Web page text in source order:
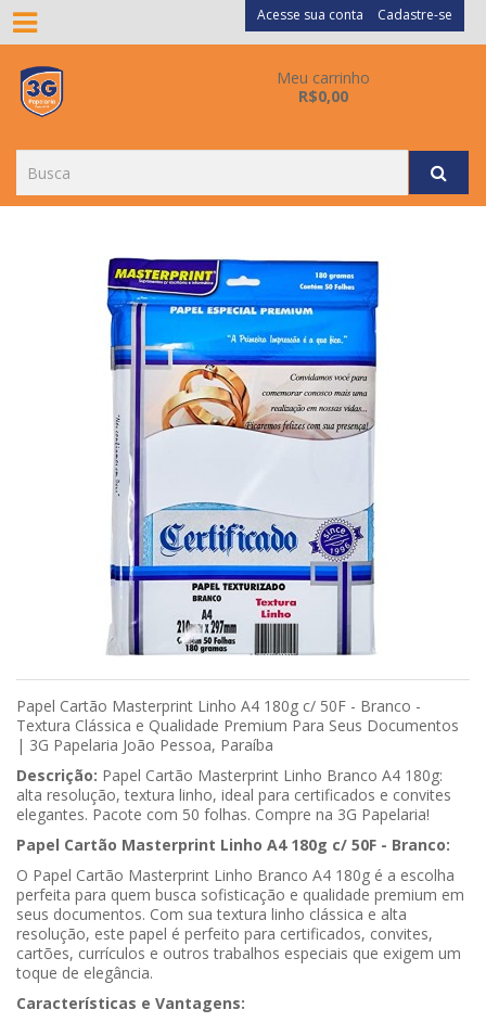
Acesse sua conta Cadastre-se
Meu carrinho
R$0,00
Papel Cartão Masterprint Linho A4 180g c/ 50F - Branco -
Textura Clássica e Qualidade Premium Para Seus Documentos
| 3G Papelaria João Pessoa, Paraíba
Descrição: Papel Cartão Masterprint Linho Branco A4 180g:
alta resolução, textura linho, ideal para certificados e convites
elegantes. Pacote com 50 folhas. Compre na 3G Papelaria!
Papel Cartão Masterprint Linho A4 180g c/ 50F - Branco:
O Papel Cartão Masterprint Linho Branco A4 180g é a escolha
perfeita para quem busca sofisticação e qualidade premium em
seus documentos. Com sua textura linho clássica e alta
resolução, este papel é perfeito para certificados, convites,
cartões, currículos e outros trabalhos especiais que exigem um
toque de elegância.
Características e Vantagens: